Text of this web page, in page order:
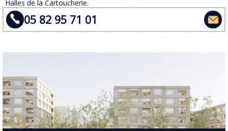
Halles de la Cartoucherie.
05 82 95 71 01